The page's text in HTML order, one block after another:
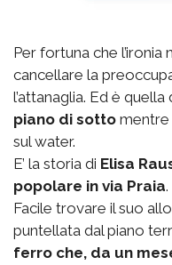
Per fortuna che l’ironia
cancellare la
l’attanaglia. Ed è quella
piano di sotto mentre
sul water.
E’ la storia di Elisa
popolare in via Praia.
Facile trovare il suo
puntellata dal piano
ferro che, da un